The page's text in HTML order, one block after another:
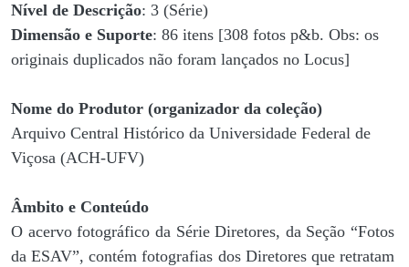
Nível de Descrição: 3 (Série)
Dimensão e Suporte: 86 itens [308 fotos p&b. Obs: os
originais duplicados não foram lançados no Locus]
Nome do Produtor (organizador da coleção)
Arquivo Central Histórico da Universidade Federal de
Viçosa (ACH-UFV)
Âmbito e Conteúdo
O acervo fotográfico da Série Diretores, da Seção “Fotos
da ESAV”, contém fotografias dos Diretores que retratam